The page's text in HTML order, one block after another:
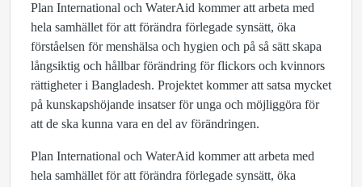
Plan International och WaterAid kommer att arbeta med
hela samhället för att förändra förlegade synsätt, öka
förståelsen för menshälsa och hygien och på så sätt skapa
långsiktig och hållbar förändring för flickors och kvinnors
rättigheter i Bangladesh. Projektet kommer att satsa mycket
på kunskapshöjande insatser för unga och möjliggöra för
att de ska kunna vara en del av förändringen.
Plan International och WaterAid kommer att arbeta med
hela samhället för att förändra förlegade synsätt, öka